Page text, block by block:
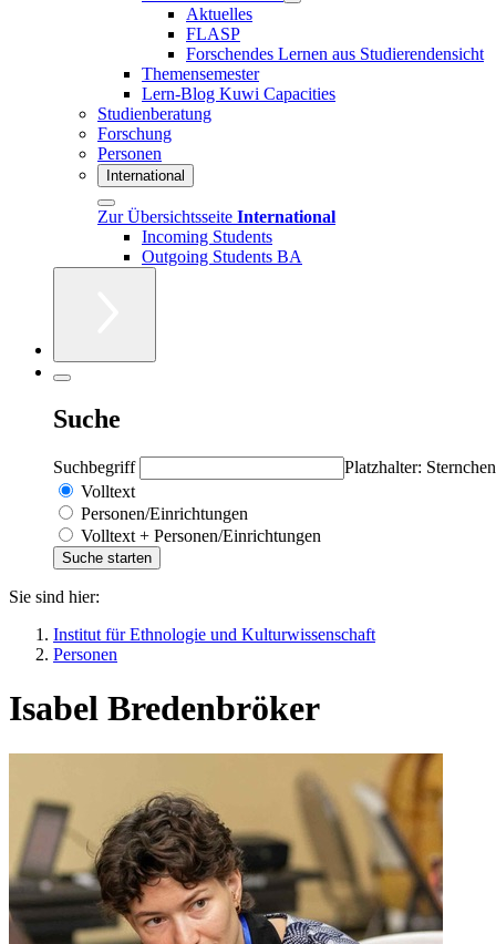
Aktuelles
FLASP
Forschendes Lernen aus Studierendensicht
Themensemester
Lern-Blog Kuwi Capacities
Studienberatung
Forschung
Personen
International
Zur Übersichtsseite International
Incoming Students
Outgoing Students BA
Suche
Suchbegriff
Platzhalter:
Volltext
Personen/Einrichtungen
Volltext + Personen/Einrichtungen
Sie sind hier:
Institut für Ethnologie und Kulturwissenschaft
Personen
Isabel Bredenbröker